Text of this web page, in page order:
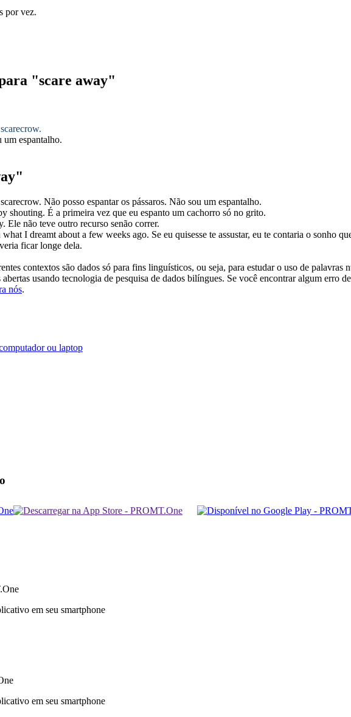
por vez.
"scare away"
um espantalho.
Não posso espantaros pássaros. Não sou um espantalho.
shouting. É a primeira vez que eu espanto um cachorro só no grito.
. Ele não teve outro recurso senão correr.
I dreamt about a few weeks ago. Se eu quisesse te assustar, eu te contaria o sonho
ficarlonge dela.
contextos são dados só para fins linguísticos, ou seja, para estudar o uso de palavras
usando tecnologia de pesquisa de dados bilíngues. Se você encontrar algum
nós.
ou laptop
em seu smartphone
em seu smartphone